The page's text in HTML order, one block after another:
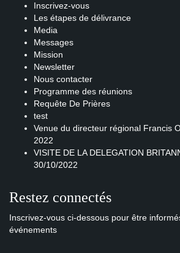
Inscrivez-vous
Les étapes de délivrance
Media
Messages
Mission
Newsletter
Nous contacter
Programme des réunions
Requête De Prières
test
Venue du directeur régional Francis
2022
VISITE DE LA DELEGATION
30/10/2022
Restez connectés
Inscrivez-vous ci-dessous pour être
événements